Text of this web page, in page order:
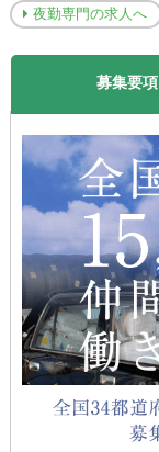
夜勤専門の求人へ
募集要項